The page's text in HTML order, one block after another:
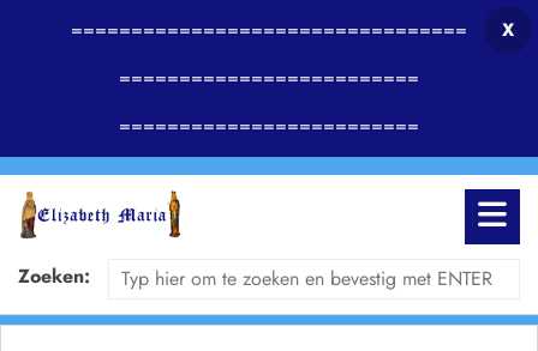
=================================
=========================
=========================
X
Zoeken: